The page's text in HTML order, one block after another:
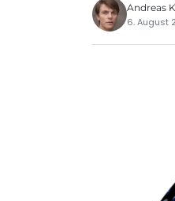
Andreas
6. August